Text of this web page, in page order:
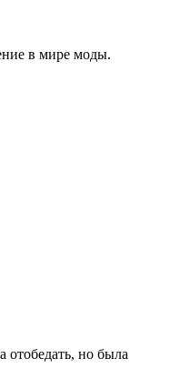
в мире моды.
отобедать, но была